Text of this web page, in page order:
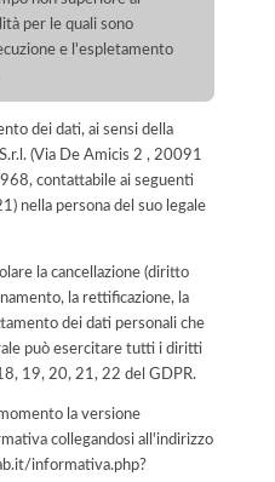
per le quali sono
e l'espletamento
dei dati, ai sensi della
(Via De Amicis 2 , 20091
contattabile ai seguenti
nella persona del suo legale
la cancellazione (diritto
la rettificazione, la
dei dati personali che
può esercitare tutti i diritti
19, 20, 21, 22 del GDPR.
la versione
collegandosi all'indirizzo
informativa.php?